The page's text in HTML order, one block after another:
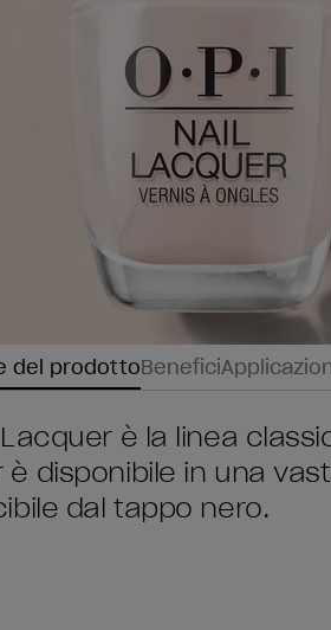
slide
to slide
del prodottoBenefici
Lacquer è la linea
è disponibile in una
dal tappo nero.